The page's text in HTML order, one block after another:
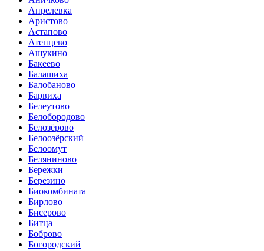
Апрелевка
Аристово
Астапово
Атепцево
Ашукино
Бакеево
Балашиха
Балобаново
Барвиха
Белеутово
Белобородово
Белозёрово
Белоозёрский
Белоомут
Беляниново
Бережки
Березино
Биокомбината
Бирлово
Бисерово
Битца
Боброво
Богородский